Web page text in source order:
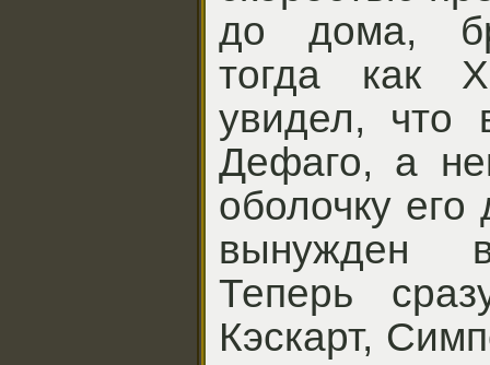
до дома,
тогда как
увидел, что
Дефаго, а
оболочку его
вынужден
Теперь
Кэскарт,